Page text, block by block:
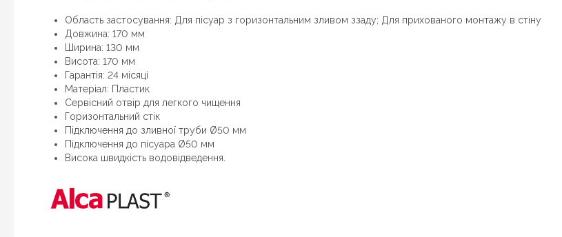
Область застосування: Для пісуар з горизонтальним зливом ззаду; Для прихованого монтажу в стіну
Довжина: 170 мм
Ширина: 130 мм
Висота: 170 мм
Гарантія: 24 місяці
Матеріал: Пластик
Сервісний отвір для легкого чищення
Горизонтальний стік
Підключення до зливної труби Ø50 мм
Підключення до пісуара Ø50 мм
Висока швидкість водовідведення.